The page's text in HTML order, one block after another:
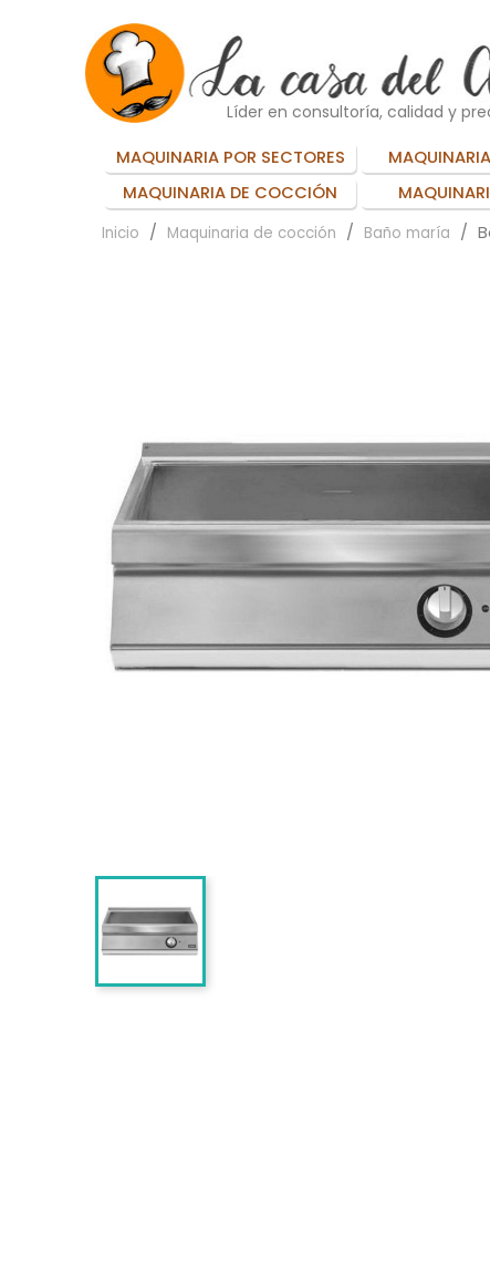
Líder en consultoría, calidad y
MAQUINARIA POR SECTORES
MAQUINARIA DE COCCIÓN
Inicio Maquinaria de cocción Baño maría